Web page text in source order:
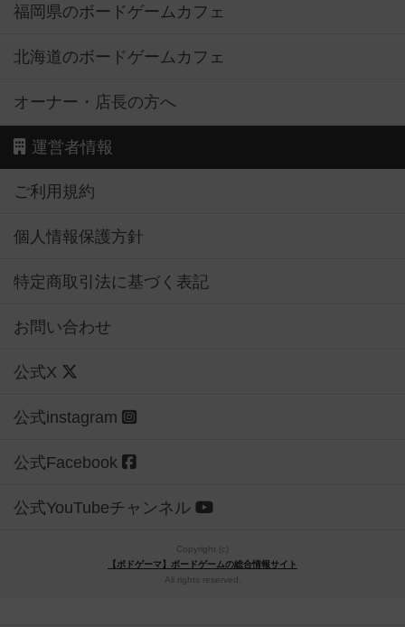
福岡県のボードゲームカフェ
北海道のボードゲームカフェ
オーナー・店長の方へ
運営者情報
ご利用規約
個人情報保護方針
特定商取引法に基づく表記
お問い合わせ
公式X
公式instagram
公式Facebook
公式YouTubeチャンネル
Copyright (c)
【ボドゲーマ】ボードゲームの総合情報サイト
All rights reserved.